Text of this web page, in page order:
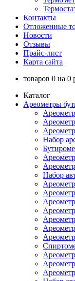
Контакты
Отложенные
Новости
Отзывы
Прайс-лист
Карта сайта
товаров 0 на 0
Каталог
Ареометры
Набор
Набор